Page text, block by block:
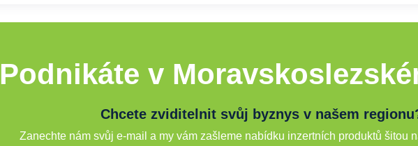
Podnikáte v
Chcete zviditelnit svůj byznys v našem
Zanechte nám svůj e-mail a my vám zašleme nabídku inzertních produktů šitou